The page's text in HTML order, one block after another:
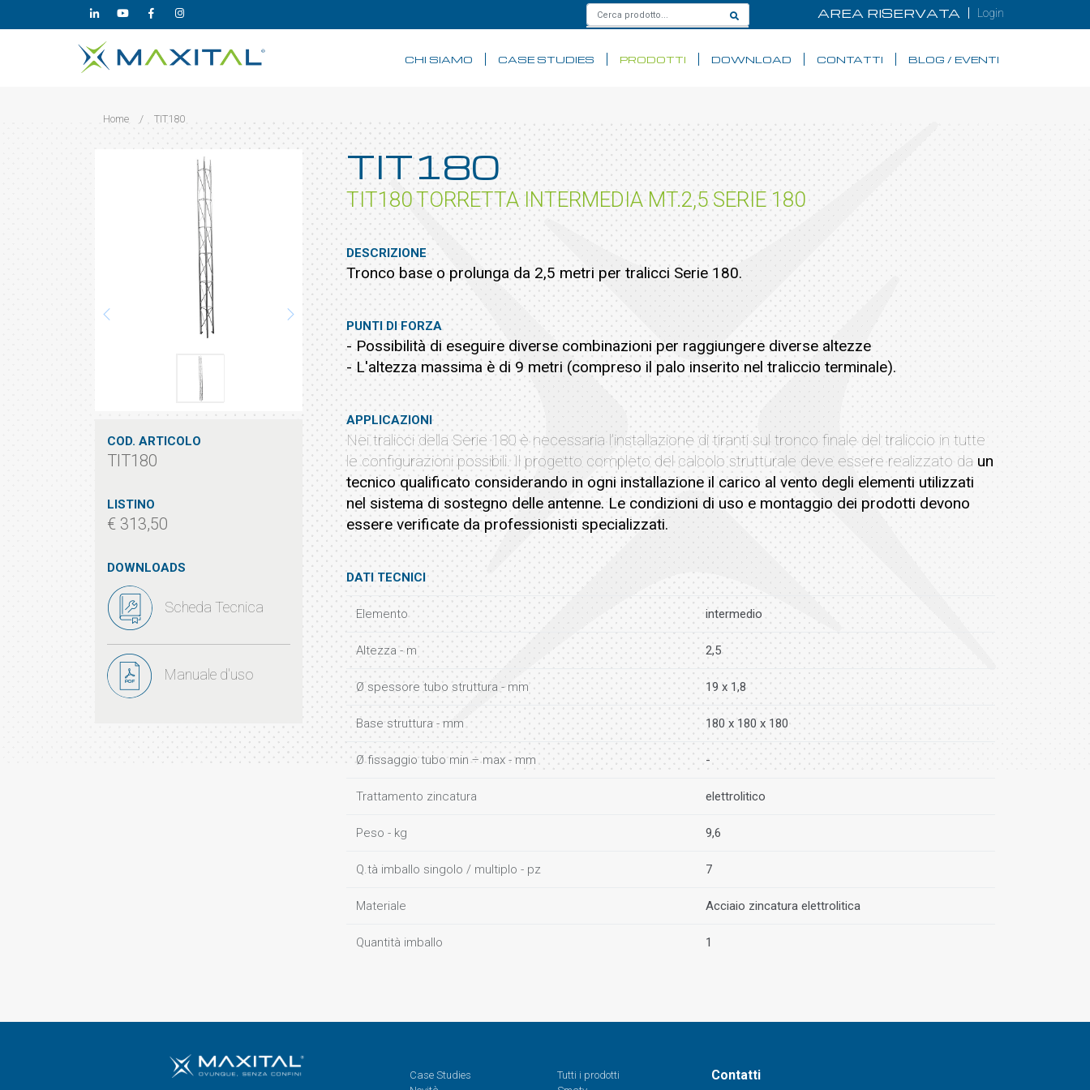
AREA RISERVATA Login
CHI SIAMO CASE STUDIES PRODOTTI DOWNLOAD CONTATTI BLOG / EVENTI
Home / TIT180
COD. ARTICOLO
TIT180
LISTINO
€ 313,50
DOWNLOADS
Scheda Tecnica
Manuale d'uso
TIT180
TIT180 TORRETTA INTERMEDIA MT.2,5 SERIE 180
DESCRIZIONE
Tronco base o prolunga da 2,5 metri per tralicci Serie 180.
PUNTI DI FORZA
- Possibilità di eseguire diverse combinazioni per raggiungere diverse altezze
- L'altezza massima è di 9 metri (compreso il palo inserito nel traliccio terminale).
APPLICAZIONI
Nei tralicci della Serie 180 è necessaria l'installazione di tiranti sul tronco finale del traliccio in tutte
le configurazioni possibili. Il progetto completo del calcolo strutturale deve essere realizzato da un
tecnico qualificato considerando in ogni installazione il carico al vento degli elementi utilizzati
nel sistema di sostegno delle antenne. Le condizioni di uso e montaggio dei prodotti devono
essere verificate da professionisti specializzati.
DATI TECNICI
Elemento intermedio
Altezza - m 2,5
Ø spessore tubo struttura - mm 19 x 1,8
Base struttura - mm 180 x 180 x 180
Ø fissaggio tubo min ÷ max - mm -
Trattamento zincatura elettrolitico
Peso - kg 9,6
Q.tà imballo singolo / multiplo - pz 7
Materiale Acciaio zincatura elettrolitica
Quantità imballo 1
Case Studies
Tutti i prodotti
Contatti